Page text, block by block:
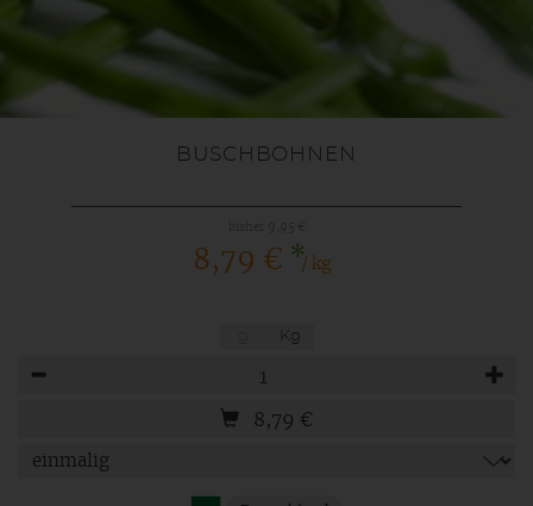
BUSCHBOHNEN
8,79 € */ kg
Kg
8,79 €